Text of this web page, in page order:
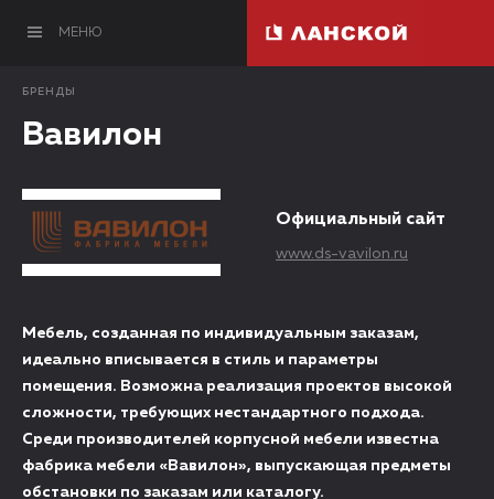
МЕНЮ
БРЕНДЫ
Вавилон
Официальный сайт
www.ds-vavilon.ru
Мебель, созданная по индивидуальным заказам,
идеально вписывается в стиль и параметры
помещения. Возможна реализация проектов высокой
сложности, требующих нестандартного подхода.
Среди производителей корпусной мебели известна
фабрика мебели «Вавилон», выпускающая предметы
обстановки по заказам или каталогу.